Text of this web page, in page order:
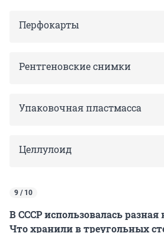
Перфокарты
Рентгеновские снимки
Упаковочная пластмасса
Целлулоид
9 / 10
В СССР использовалась
Что хранили в треугольных